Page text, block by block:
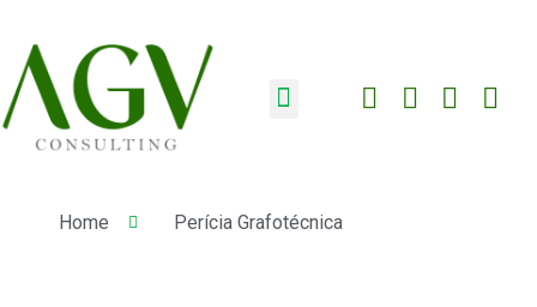
Home Perícia Grafotécnica​